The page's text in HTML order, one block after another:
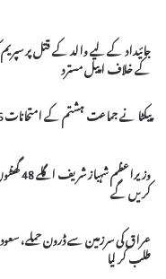
جائیداد کے لیے والد کے قتل پر
کے خلاف اپیل مسترد
پیکٹا نے جماعت ہشتم کے امتحانات 2026 کے نتائج کا اعلان کر دیا
کریں گے
عراق کی سرزمین سے ڈرون حملے،
طلب کر لیا